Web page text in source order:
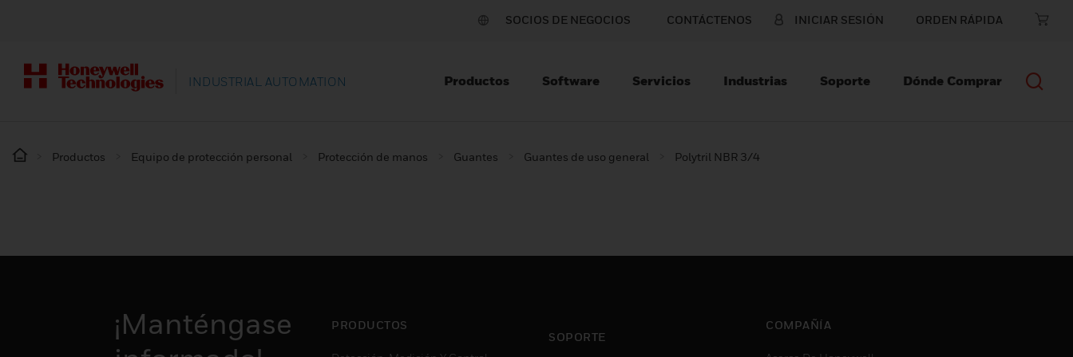
SOCIOS DE NEGOCIOS CONTÁCTENOS INICIAR SESIÓN ORDEN RÁPIDA
INDUSTRIAL AUTOMATION Productos Software Servicios Industrias Soporte Dónde Comprar
Productos Equipo de protección personal Protección de manos Guantes Guantes de uso general Polytril NBR 3/4
¡Manténgase
PRODUCTOS
SOPORTE
COMPAÑÍA